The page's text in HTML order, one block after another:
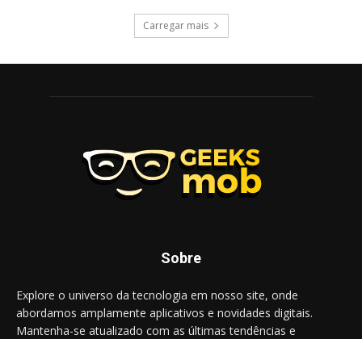
Carregar mais
Sobre
Explore o universo da tecnologia em nosso site, onde
abordamos amplamente aplicativos e novidades digitais.
Mantenha-se atualizado com as últimas tendências e